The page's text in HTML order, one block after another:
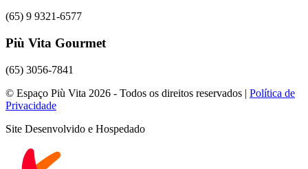
(65) 9 9321-6577
Più Vita Gourmet
(65) 3056-7841
© Espaço Più Vita 2026 - Todos os direitos reservados | Política de
Privacidade
Site Desenvolvido e Hospedado